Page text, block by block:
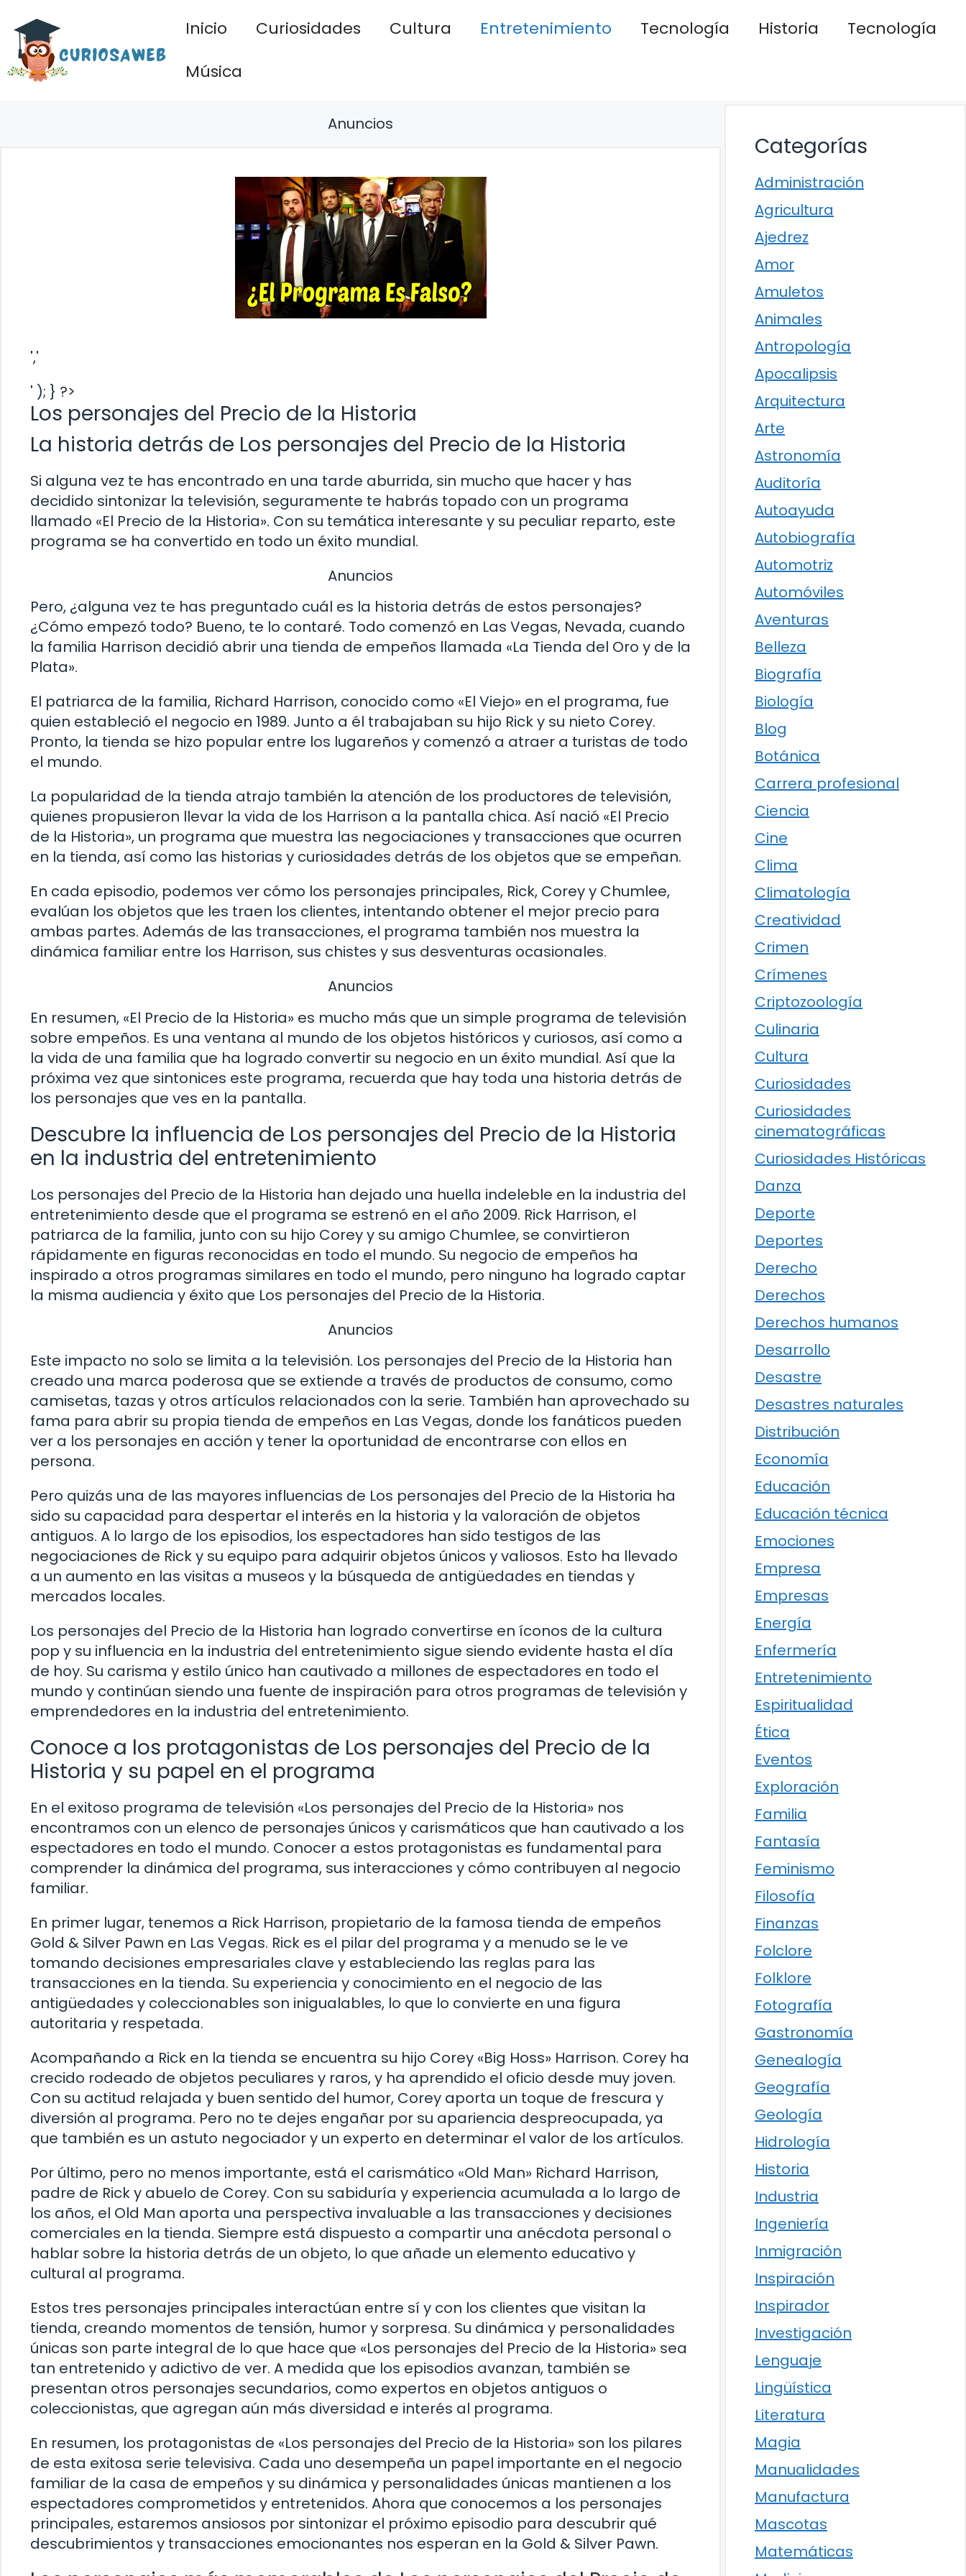
contenido
Inicio Curiosidades Cultura Entretenimiento Tecnología Historia
Tecnología
Música
Anuncios
','
' ); } ?>
Los personajes del Precio de la Historia
La historia detrás de Los personajes del Precio de la Historia
Si alguna vez te has encontrado en una tarde aburrida, sin mucho que hacer y has
decidido sintonizar la televisión, seguramente te habrás topado con un programa
llamado «El Precio de la Historia». Con su temática interesante y su peculiar reparto, este
programa se ha convertido en todo un éxito mundial.
Anuncios
Pero, ¿alguna vez te has preguntado cuál es la historia detrás de estos personajes?
¿Cómo empezó todo? Bueno, te lo contaré. Todo comenzó en Las Vegas, Nevada, cuando
la familia Harrison decidió abrir una tienda de empeños llamada «La Tienda del Oro y de la
Plata».
El patriarca de la familia, Richard Harrison, conocido como «El Viejo» en el programa, fue
quien estableció el negocio en 1989. Junto a él trabajaban su hijo Rick y su nieto Corey.
Pronto, la tienda se hizo popular entre los lugareños y comenzó a atraer a turistas de todo
el mundo.
La popularidad de la tienda atrajo también la atención de los productores de televisión,
quienes propusieron llevar la vida de los Harrison a la pantalla chica. Así nació «El Precio
de la Historia», un programa que muestra las negociaciones y transacciones que ocurren
en la tienda, así como las historias y curiosidades detrás de los objetos que se empeñan.
En cada episodio, podemos ver cómo los personajes principales, Rick, Corey y Chumlee,
evalúan los objetos que les traen los clientes, intentando obtener el mejor precio para
ambas partes. Además de las transacciones, el programa también nos muestra la
dinámica familiar entre los Harrison, sus chistes y sus desventuras ocasionales.
Anuncios
En resumen, «El Precio de la Historia» es mucho más que un simple programa de televisión
sobre empeños. Es una ventana al mundo de los objetos históricos y curiosos, así como a
la vida de una familia que ha logrado convertir su negocio en un éxito mundial. Así que la
próxima vez que sintonices este programa, recuerda que hay toda una historia detrás de
los personajes que ves en la pantalla.
Descubre la influencia de Los personajes del Precio de la Historia
en la industria del entretenimiento
Los personajes del Precio de la Historia han dejado una huella indeleble en la industria del
entretenimiento desde que el programa se estrenó en el año 2009. Rick Harrison, el
patriarca de la familia, junto con su hijo Corey y su amigo Chumlee, se convirtieron
rápidamente en figuras reconocidas en todo el mundo. Su negocio de empeños ha
inspirado a otros programas similares en todo el mundo, pero ninguno ha logrado captar
la misma audiencia y éxito que Los personajes del Precio de la Historia.
Anuncios
Este impacto no solo se limita a la televisión. Los personajes del Precio de la Historia han
creado una marca poderosa que se extiende a través de productos de consumo, como
camisetas, tazas y otros artículos relacionados con la serie. También han aprovechado su
fama para abrir su propia tienda de empeños en Las Vegas, donde los fanáticos pueden
ver a los personajes en acción y tener la oportunidad de encontrarse con ellos en
persona.
Pero quizás una de las mayores influencias de Los personajes del Precio de la Historia ha
sido su capacidad para despertar el interés en la historia y la valoración de objetos
antiguos. A lo largo de los episodios, los espectadores han sido testigos de las
negociaciones de Rick y su equipo para adquirir objetos únicos y valiosos. Esto ha llevado
a un aumento en las visitas a museos y la búsqueda de antigüedades en tiendas y
mercados locales.
Los personajes del Precio de la Historia han logrado convertirse en íconos de la cultura
pop y su influencia en la industria del entretenimiento sigue siendo evidente hasta el día
de hoy. Su carisma y estilo único han cautivado a millones de espectadores en todo el
mundo y continúan siendo una fuente de inspiración para otros programas de televisión y
emprendedores en la industria del entretenimiento.
Conoce a los protagonistas de Los personajes del Precio de la
Historia y su papel en el programa
En el exitoso programa de televisión «Los personajes del Precio de la Historia» nos
encontramos con un elenco de personajes únicos y carismáticos que han cautivado a los
espectadores en todo el mundo. Conocer a estos protagonistas es fundamental para
comprender la dinámica del programa, sus interacciones y cómo contribuyen al negocio
familiar.
En primer lugar, tenemos a Rick Harrison, propietario de la famosa tienda de empeños
Gold & Silver Pawn en Las Vegas. Rick es el pilar del programa y a menudo se le ve
tomando decisiones empresariales clave y estableciendo las reglas para las
transacciones en la tienda. Su experiencia y conocimiento en el negocio de las
antigüedades y coleccionables son inigualables, lo que lo convierte en una figura
autoritaria y respetada.
Acompañando a Rick en la tienda se encuentra su hijo Corey «Big Hoss» Harrison. Corey ha
crecido rodeado de objetos peculiares y raros, y ha aprendido el oficio desde muy joven.
Con su actitud relajada y buen sentido del humor, Corey aporta un toque de frescura y
diversión al programa. Pero no te dejes engañar por su apariencia despreocupada, ya
que también es un astuto negociador y un experto en determinar el valor de los artículos.
Por último, pero no menos importante, está el carismático «Old Man» Richard Harrison,
padre de Rick y abuelo de Corey. Con su sabiduría y experiencia acumulada a lo largo de
los años, el Old Man aporta una perspectiva invaluable a las transacciones y decisiones
comerciales en la tienda. Siempre está dispuesto a compartir una anécdota personal o
hablar sobre la historia detrás de un objeto, lo que añade un elemento educativo y
cultural al programa.
Estos tres personajes principales interactúan entre sí y con los clientes que visitan la
tienda, creando momentos de tensión, humor y sorpresa. Su dinámica y personalidades
únicas son parte integral de lo que hace que «Los personajes del Precio de la Historia» sea
tan entretenido y adictivo de ver. A medida que los episodios avanzan, también se
presentan otros personajes secundarios, como expertos en objetos antiguos o
coleccionistas, que agregan aún más diversidad e interés al programa.
En resumen, los protagonistas de «Los personajes del Precio de la Historia» son los pilares
de esta exitosa serie televisiva. Cada uno desempeña un papel importante en el negocio
familiar de la casa de empeños y su dinámica y personalidades únicas mantienen a los
espectadores comprometidos y entretenidos. Ahora que conocemos a los personajes
principales, estaremos ansiosos por sintonizar el próximo episodio para descubrir qué
descubrimientos y transacciones emocionantes nos esperan en la Gold & Silver Pawn.
Categorías
Administración
Agricultura
Ajedrez
Amor
Amuletos
Animales
Antropología
Apocalipsis
Arquitectura
Arte
Astronomía
Auditoría
Autoayuda
Autobiografía
Automotriz
Automóviles
Aventuras
Belleza
Biografía
Biología
Blog
Botánica
Carrera profesional
Ciencia
Cine
Clima
Climatología
Creatividad
Crimen
Crímenes
Criptozoología
Culinaria
Cultura
Curiosidades
Curiosidades
cinematográficas
Curiosidades Históricas
Danza
Deporte
Deportes
Derecho
Derechos
Derechos humanos
Desarrollo
Desastre
Desastres naturales
Distribución
Economía
Educación
Educación técnica
Emociones
Empresa
Empresas
Energía
Enfermería
Entretenimiento
Espiritualidad
Ética
Eventos
Exploración
Familia
Fantasía
Feminismo
Filosofía
Finanzas
Folclore
Folklore
Fotografía
Gastronomía
Genealogía
Geografía
Geología
Hidrología
Historia
Industria
Ingeniería
Inmigración
Inspiración
Inspirador
Investigación
Lenguaje
Lingüística
Literatura
Magia
Manualidades
Manufactura
Mascotas
Matemáticas